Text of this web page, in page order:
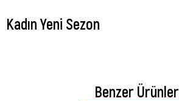
Kadın Yeni Sezon
Benzer Ürünler